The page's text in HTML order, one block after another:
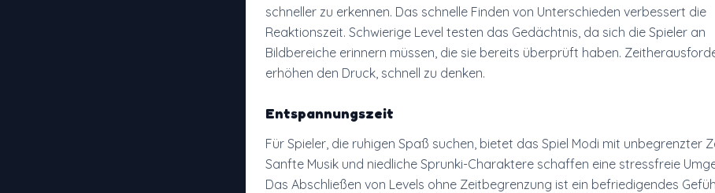
schneller zu erkennen. Das schnelle Finden von Unterschieden verbessert die
Reaktionszeit. Schwierige Level testen das Gedächtnis, da sich die Spieler an
Bildbereiche erinnern müssen, die sie bereits überprüft haben.
erhöhen den Druck, schnell zu denken.
Entspannungszeit
Für Spieler, die ruhigen Spaß suchen, bietet das Spiel Modi mit unbegrenzter
Sanfte Musik und niedliche Sprunki-Charaktere schaffen eine stressfreie
Das Abschließen von Levels ohne Zeitbegrenzung ist ein befriedigendes